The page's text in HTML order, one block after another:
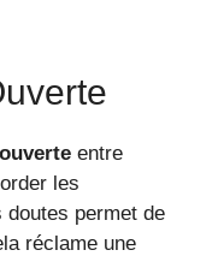
entre
les
permet de
réclame une